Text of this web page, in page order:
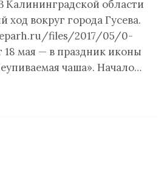
области
ход вокруг города Гусева.
files/2017/05/0-
18 мая — в праздник иконы
чаша». Начало…